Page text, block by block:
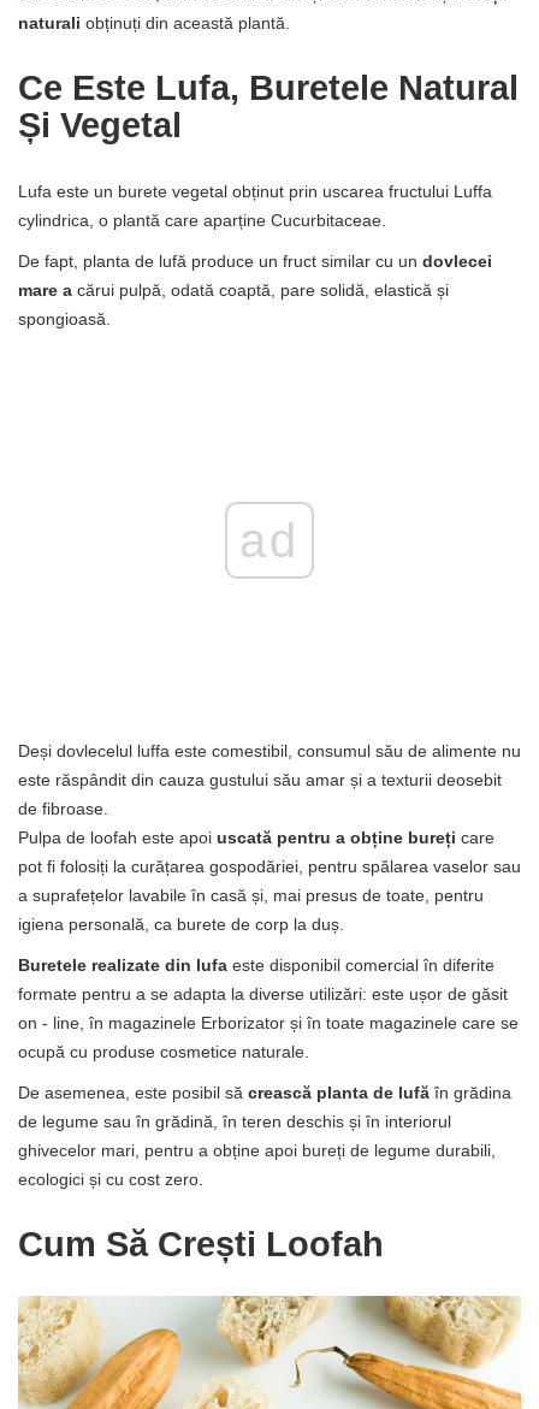
naturali obținuți din această plantă.
Ce Este Lufa, Buretele Natural
Și Vegetal
Lufa este un burete vegetal obținut prin uscarea fructului Luffa
cylindrica, o plantă care aparține Cucurbitaceae.
De fapt, planta de lufă produce un fruct similar cu un dovlecei
mare a cărui pulpă, odată coaptă, pare solidă, elastică și
spongioasă.
ad
Deși dovlecelul luffa este comestibil, consumul său de alimente nu
este răspândit din cauza gustului său amar și a texturii deosebit
de fibroase.
Pulpa de loofah este apoi uscată pentru a obține bureți care
pot fi folosiți la curățarea gospodăriei, pentru spălarea vaselor sau
a suprafețelor lavabile în casă și, mai presus de toate, pentru
igiena personală, ca burete de corp la duș.
Buretele realizate din lufa este disponibil comercial în diferite
formate pentru a se adapta la diverse utilizări: este ușor de găsit
on - line, în magazinele Erborizator și în toate magazinele care se
ocupă cu produse cosmetice naturale.
De asemenea, este posibil să crească planta de lufă în grădina
de legume sau în grădină, în teren deschis și în interiorul
ghivecelor mari, pentru a obține apoi bureți de legume durabili,
ecologici și cu cost zero.
Cum Să Crești Loofah